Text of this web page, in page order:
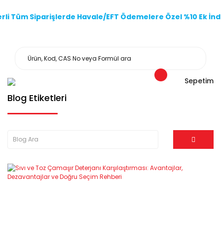
Tüm Siparişlerde Havale/EFT Ödemelere Özel %10 Ek
Sepetim
Blog Etiketleri